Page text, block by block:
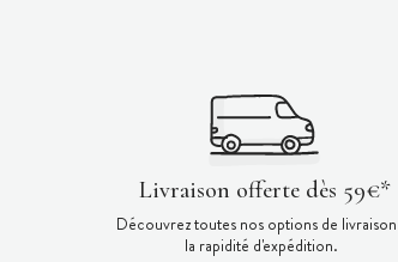
Livraison offerte dès 59€*
Découvrez toutes nos options de
la rapidité d'expédition.